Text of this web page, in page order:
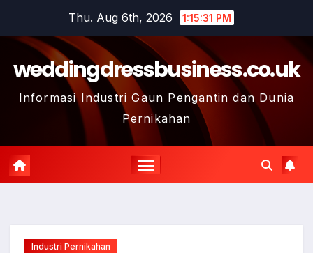
content
Thu. Aug 6th, 2026 1:15:32 PM
weddingdressbusiness.co.uk
Informasi Industri Gaun Pengantin dan Dunia
Pernikahan
Industri Pernikahan